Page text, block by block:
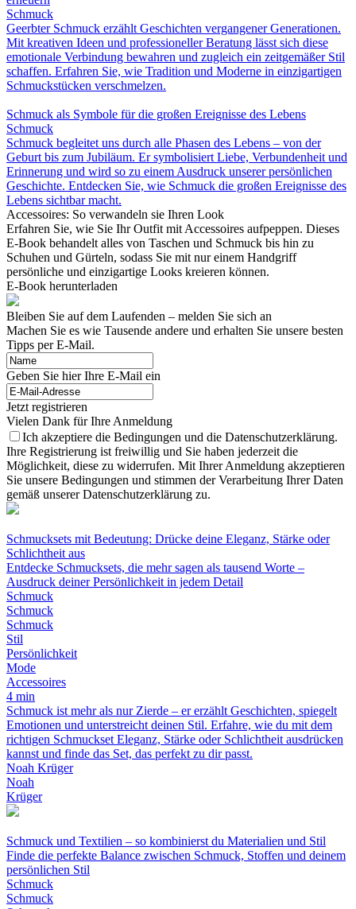
Schmuck
Geerbter Schmuck erzählt Geschichten vergangener Generationen.
Mit kreativen Ideen und professioneller Beratung lässt sich diese
emotionale Verbindung bewahren und zugleich ein zeitgemäßer Stil
schaffen. Erfahren Sie, wie Tradition und Moderne in einzigartigen
Schmuckstücken verschmelzen.
Schmuck als Symbole für die großen Ereignisse des Lebens
Schmuck
Schmuck begleitet uns durch alle Phasen des Lebens – von der
Geburt bis zum Jubiläum. Er symbolisiert Liebe, Verbundenheit und
Erinnerung und wird so zu einem Ausdruck unserer persönlichen
Geschichte. Entdecken Sie, wie Schmuck die großen Ereignisse des
Lebens sichtbar macht.
Accessoires: So verwandeln sie Ihren Look
Erfahren Sie, wie Sie Ihr Outfit mit Accessoires aufpeppen. Dieses
E-Book behandelt alles von Taschen und Schmuck bis hin zu
Schuhen und Gürteln, sodass Sie mit nur einem Handgriff
persönliche und einzigartige Looks kreieren können.
E-Book herunterladen
Bleiben Sie auf dem Laufenden – melden Sie sich an
Machen Sie es wie Tausende andere und erhalten Sie unsere besten
Tipps per E-Mail.
Geben Sie hier Ihre E-Mail ein
Jetzt registrieren
Vielen Dank für Ihre Anmeldung
Ich akzeptiere die Bedingungen und die Datenschutzerklärung.
Ihre Registrierung ist freiwillig und Sie haben jederzeit die
Möglichkeit, diese zu widerrufen. Mit Ihrer Anmeldung akzeptieren
Sie unsere Bedingungen und stimmen der Verarbeitung Ihrer Daten
gemäß unserer Datenschutzerklärung zu.
Schmucksets mit Bedeutung: Drücke deine Eleganz, Stärke oder
Schlichtheit aus
Entdecke Schmucksets, die mehr sagen als tausend Worte –
Ausdruck deiner Persönlichkeit in jedem Detail
Schmuck
Schmuck
Schmuck
Stil
Persönlichkeit
Mode
Accessoires
4 min
Schmuck ist mehr als nur Zierde – er erzählt Geschichten, spiegelt
Emotionen und unterstreicht deinen Stil. Erfahre, wie du mit dem
richtigen Schmuckset Eleganz, Stärke oder Schlichtheit ausdrücken
kannst und finde das Set, das perfekt zu dir passt.
Noah Krüger
Noah
Krüger
Schmuck und Textilien – so kombinierst du Materialien und Stil
Finde die perfekte Balance zwischen Schmuck, Stoffen und deinem
persönlichen Stil
Schmuck
Schmuck